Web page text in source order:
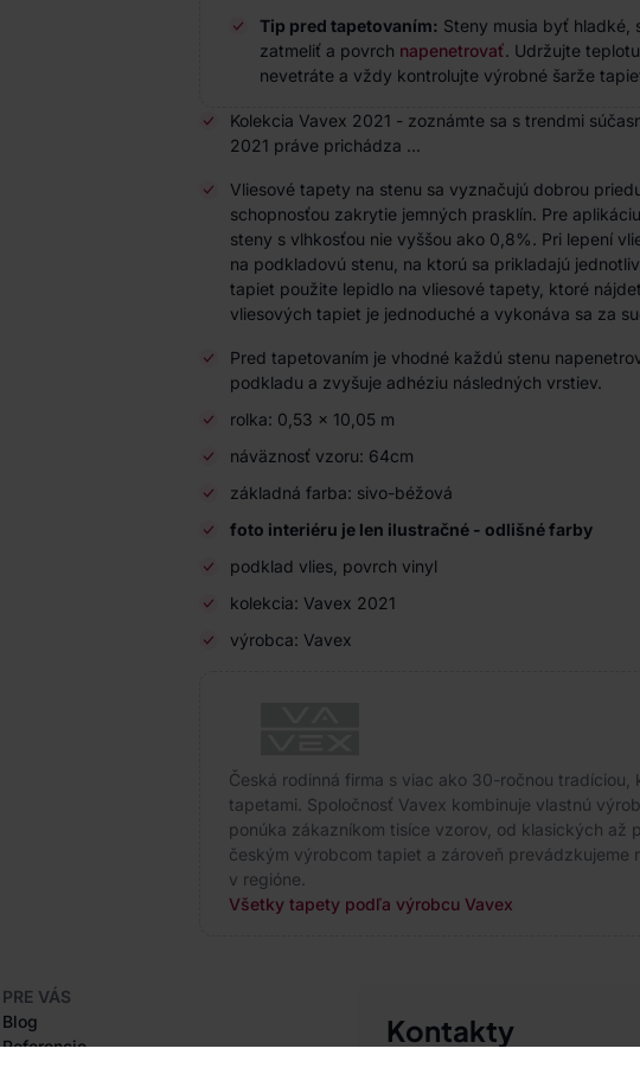
Tip pred tapetovaním: Steny musia byť hladké,
zatmeliť a povrch napenetrovať. Udržujte
nevetráte a vždy kontrolujte výrobné šarže
Kolekcia Vavex 2021 - zoznámte sa s trendmi
2021 práve prichádza ...
Vliesové tapety na stenu sa vyznačujú dobrou
schopnosťou zakrytie jemných prasklín. Pre
steny s vlhkosťou nie vyššou ako 0,8%. Pri lepení
na podkladovú stenu, na ktorú sa prikladajú
tapiet použite lepidlo na vliesové tapety, ktoré
vliesových tapiet je jednoduché a vykonáva sa za
Pred tapetovaním je vhodné každú stenu
podkladu a zvyšuje adhéziu následných vrstiev.
rolka: 0,53 × 10,05 m
náväznosť vzoru: 64cm
základná farba: sivo-béžová
foto interiéru je len ilustračné - odlišné farby
podklad vlies, povrch vinyl
kolekcia: Vavex 2021
výrobca: Vavex
Česká rodinná firma s viac ako 30-ročnou
tapetami. Spoločnosť Vavex kombinuje vlastnú
ponúka zákazníkom tisíce vzorov, od klasických až
českým výrobcom tapiet a zároveň prevádzkujeme
v regióne.
Všetky tapety podľa výrobcu Vavex
PRE VÁS
Blog
Referencie
Kontakty